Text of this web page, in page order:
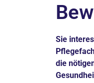
Sie
die